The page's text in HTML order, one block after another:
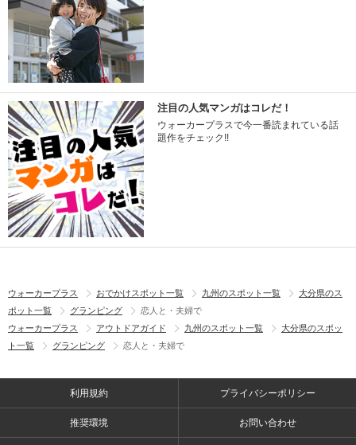
注目の人気マンガはコレだ！
ウォーカープラスで今一番読まれている話
題作をチェック!!
ウォーカープラス おでかけスポット一覧 九州のスポット一覧
大分県のス
ポット一覧
グランピング
恋人と・夫婦で
ウォーカープラス
アウトドアガイド 九州のスポット一覧
大分県のスポッ
ト一覧
グランピング 恋人と・夫婦で
利用規約 プライバシーポリシー
推奨環境 お問い合わせ